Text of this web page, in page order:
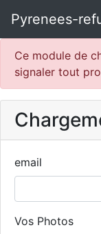
Pyrenees-
Ce module de
signaler tout
email
Vos Photos